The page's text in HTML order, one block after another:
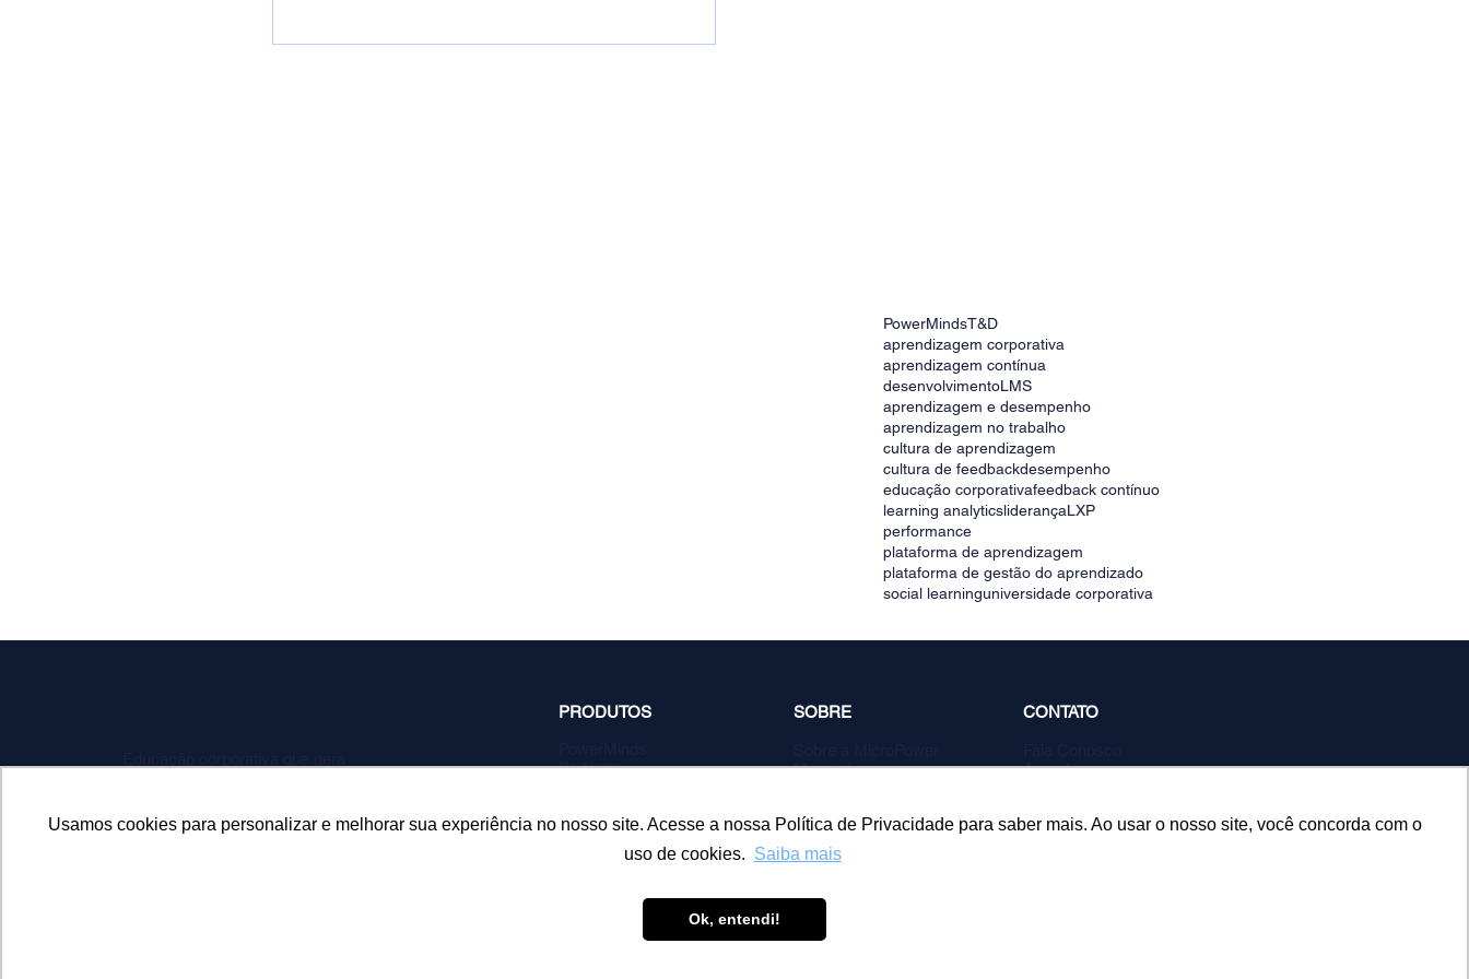
Usamos cookies para personalizar e melhorar sua experiência no nosso site. Acesse a nossa Política de Privacidade para saber mais. Ao usar o nosso site, você concorda com o
uso de cookies. Saiba mais
Ok, entendi!
PowerMindsT&D
aprendizagem corporativa
aprendizagem contínua
desenvolvimentoLMS
aprendizagem e desempenho
aprendizagem no trabalho
cultura de aprendizagem
cultura de feedbackdesempenho
educação corporativafeedback contínuo
learning analyticsliderançaLXP
performance
plataforma de aprendizagem
plataforma de gestão do aprendizado
social learninguniversidade corporativa
com tecnologia, conteúdo, consultoria e
IA.
PRODUTOS
Performa
Consultoria
SOBRE
Materiais para
Blog
CONTATO
Agendar